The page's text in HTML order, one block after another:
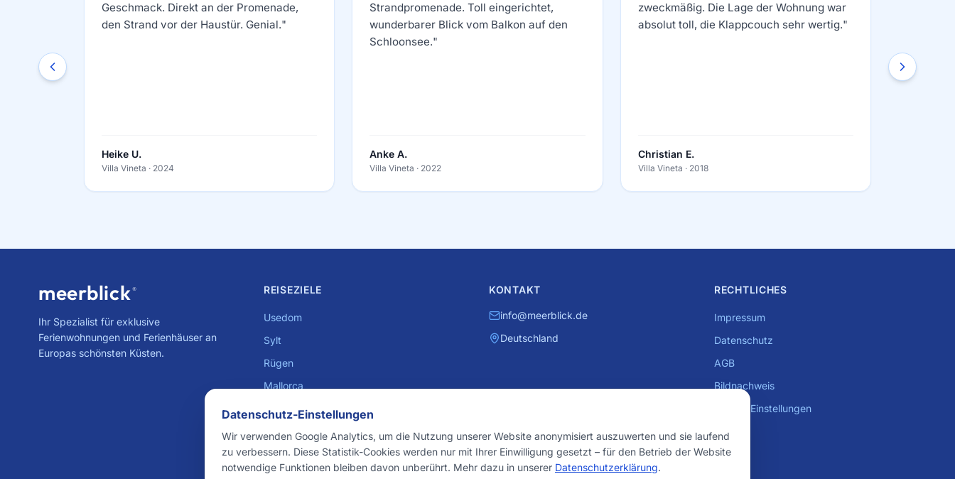
Geschmack. Direkt an der Promenade,
den Strand vor der Haustür. Genial."
Heike U.
Villa Vineta · 2024
Strandpromenade. Toll eingerichtet,
wunderbarer Blick vom Balkon auf den
Schloonsee."
Anke A.
Villa Vineta · 2022
zweckmäßig. Die Lage der Wohnung war
absolut toll, die Klappcouch sehr wertig."
Christian E.
Villa Vineta · 2018
meerblick®
Ihr Spezialist für exklusive
Ferienwohnungen und Ferienhäuser an
Europas schönsten Küsten.
REISEZIELE
Usedom
Sylt
Rügen
Mallorca
Adria
Côte d'Azur
Lübecker Bucht
KONTAKT
info@meerblick.de
Deutschland
RECHTLICHES
Impressum
Datenschutz
AGB
Bildnachweis
Cookie-Einstellungen
Datenschutz-Einstellungen
Wir verwenden Google Analytics, um die Nutzung unserer Website anonymisiert auszuwerten und sie laufend
zu verbessern. Diese Statistik-Cookies werden nur mit Ihrer Einwilligung gesetzt – für den Betrieb der Website
notwendige Funktionen bleiben davon unberührt. Mehr dazu in unserer Datenschutzerklärung.